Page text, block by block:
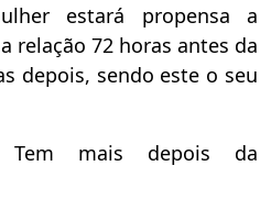
estará propensa a
relação 72 horas antes da
depois, sendo este o seu
Tem mais depois da